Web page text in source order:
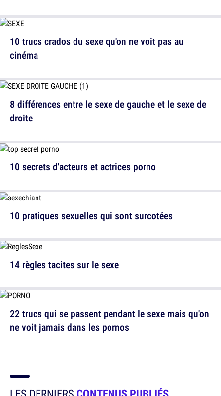
8 différences entre le sexe de gauche et le sexe de
droite
10 pratiques sexuelles qui sont surcotées
22 trucs qui se passent pendant le sexe mais qu'on
ne voit jamais dans les pornos
10 trucs crados du sexe qu'on ne voit pas au
cinéma
10 secrets d'acteurs et actrices porno
14 règles tacites sur le sexe